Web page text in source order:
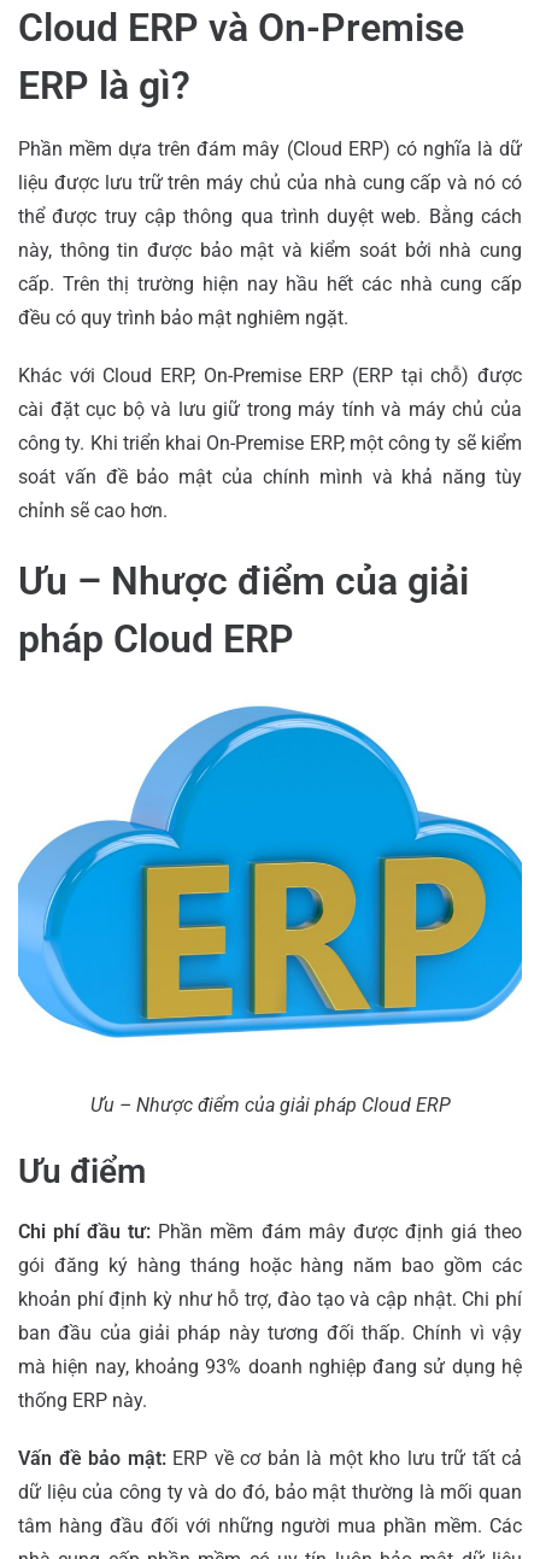
Cloud ERP và On-Premise
ERP là gì?
Phần mềm dựa trên đám mây (Cloud ERP) có nghĩa là dữ
liệu được lưu trữ trên máy chủ của nhà cung cấp và nó có
thể được truy cập thông qua trình duyệt web. Bằng cách
này, thông tin được bảo mật và kiểm soát bởi nhà cung
cấp. Trên thị trường hiện nay hầu hết các nhà cung cấp
đều có quy trình bảo mật nghiêm ngặt.
Khác với Cloud ERP, On-Premise ERP (ERP tại chỗ) được
cài đặt cục bộ và lưu giữ trong máy tính và máy chủ của
công ty. Khi triển khai On-Premise ERP, một công ty sẽ kiểm
soát vấn đề bảo mật của chính mình và khả năng tùy
chỉnh sẽ cao hơn.
Ưu – Nhược điểm của giải
pháp Cloud ERP
Ưu – Nhược điểm của giải pháp Cloud ERP
Ưu điểm
Chi phí đầu tư: Phần mềm đám mây được định giá theo
gói đăng ký hàng tháng hoặc hàng năm bao gồm các
khoản phí định kỳ như hỗ trợ, đào tạo và cập nhật. Chi phí
ban đầu của giải pháp này tương đối thấp. Chính vì vậy
mà hiện nay, khoảng 93% doanh nghiệp đang sử dụng hệ
thống ERP này.
Vấn đề bảo mật: ERP về cơ bản là một kho lưu trữ tất cả
dữ liệu của công ty và do đó, bảo mật thường là mối quan
tâm hàng đầu đối với những người mua phần mềm. Các